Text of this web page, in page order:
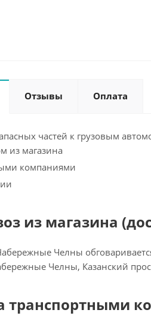
Отзывы Оплата
частей к грузовым
из магазина
компаниями
из магазина
Челны
Челны, Казанский
транспортными